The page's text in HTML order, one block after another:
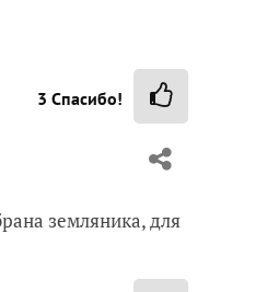
3 Спасибо!
земляника, для